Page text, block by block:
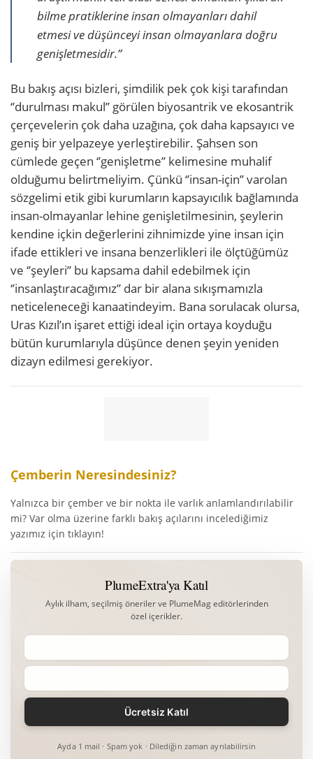
bilme pratiklerine insan olmayanları dahil
etmesi ve düşünceyi insan olmayanlara doğru
genişletmesidir.”
Bu bakış açısı bizleri, şimdilik pek çok kişi tarafından
‘’durulması makul’’ görülen biyosantrik ve ekosantrik
çerçevelerin çok daha uzağına, çok daha kapsayıcı ve
geniş bir yelpazeye yerleştirebilir. Şahsen son
cümlede geçen ‘’genişletme’’ kelimesine muhalif
olduğumu belirtmeliyim. Çünkü ‘’insan-için’’ varolan
sözgelimi etik gibi kurumların kapsayıcılık bağlamında
insan-olmayanlar lehine genişletilmesinin, şeylerin
kendine içkin değerlerini zihnimizde yine insan için
ifade ettikleri ve insana benzerlikleri ile ölçtüğümüz
ve ‘’şeyleri’’ bu kapsama dahil edebilmek için
‘’insanlaştıracağımız’’ dar bir alana sıkışmamızla
neticeleneceği kanaatindeyim. Bana sorulacak olursa,
Uras Kızıl’ın işaret ettiği ideal için ortaya koyduğu
bütün kurumlarıyla düşünce denen şeyin yeniden
dizayn edilmesi gerekiyor.
Çemberin Neresindesiniz?
Yalnızca bir çember ve bir nokta ile varlık anlamlandırılabilir
mi? Var olma üzerine farklı bakış açılarını incelediğimiz
yazımız için tıklayın!
PlumeExtra'ya Katıl
Aylık ilham, seçilmiş öneriler ve PlumeMag editörlerinden
özel içerikler.
Ayda 1 mail · Spam yok · Dilediğin zaman ayrılabilirsin